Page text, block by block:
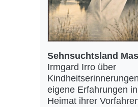
Sehnsuchtsland
Irmgard Irro über
eigene Erfahrungen
Heimat ihrer